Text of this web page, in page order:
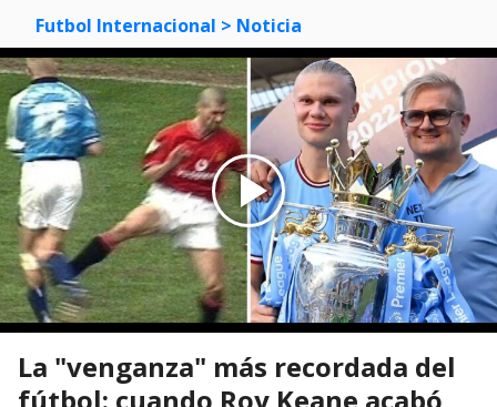
Futbol Internacional > Noticia
La "venganza" más recordada del